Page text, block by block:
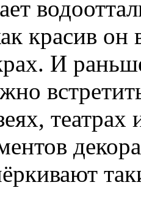
красив
И